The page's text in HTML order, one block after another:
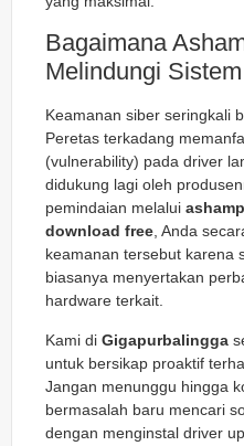
Bagaimana
Melindungi
Keamanan siber seringkali
Peretas terkadang
(vulnerability) pada driver
didukung lagi oleh
pemindaian melalui
download free, Anda
keamanan tersebut karena
biasanya menyertakan
hardware terkait.
Kami di Gigapurbalingga
untuk bersikap proaktif
Jangan menunggu hingga
bermasalah baru mencari
dengan menginstal driver